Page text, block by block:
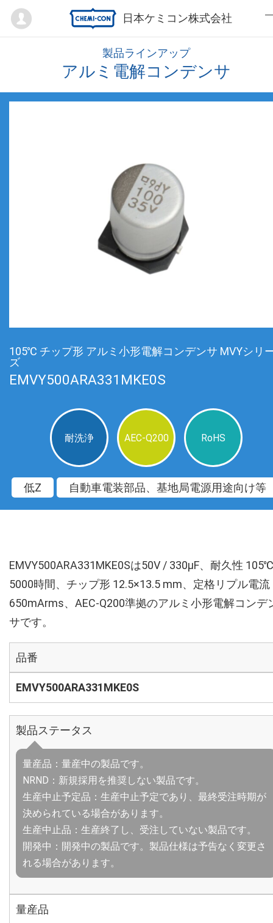
日本ケミコン株式会社
Mypage
製品ラインアップ
アルミ電解コンデンサ
105℃ チップ形 アルミ小形電解コンデンサ MVYシリ
ズ
EMVY500ARA331MKE0S
耐洗浄 AEC-Q200 RoHS
低Z 自動車電装部品、基地局電源用途向け等
EMVY500ARA331MKE0Sは50V / 330µF、耐久性 105℃
5000時間、チップ形 12.5×13.5 mm、定格リプル電流
650mArms、AEC-Q200準拠のアルミ小形電解コンデ
サです。
品番
EMVY500ARA331MKE0S
製品ステータス
量産品：量産中の製品です。
NRND：新規採用を推奨しない製品です。
生産中止予定品：生産中止予定であり、最終受注時期が
決められている場合があります。
生産中止品：生産終了し、受注していない製品です。
開発中：開発中の製品です。製品仕様は予告なく変更さ
れる場合があります。
量産品